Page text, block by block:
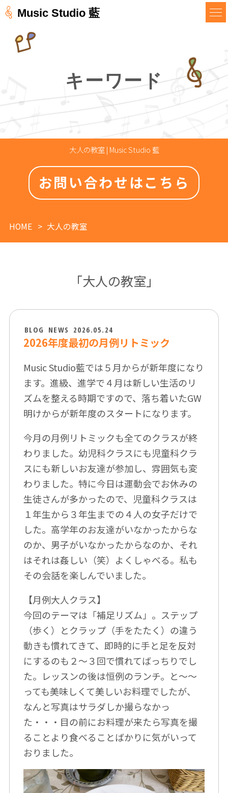
Music Studio 藍
キーワード
大人の教室 | Music Studio 藍
お問い合わせはこちら
HOME 大人の教室
「大人の教室」
BLOG NEWS 2026.05.24
2026年度最初の月例リトミック
Music Studio藍では５月からが新年度になり
ます。進級、進学で４月は新しい生活のリ
ズムを整える時期ですので、落ち着いたGW
明けからが新年度のスタートになります。
今月の月例リトミックも全てのクラスが終
わりました。幼児科クラスにも児童科クラ
スにも新しいお友達が参加し、雰囲気も変
わりました。特に今日は運動会でお休みの
生徒さんが多かったので、児童科クラスは
１年生から３年生までの４人の女子だけで
した。高学年のお友達がいなかったからな
のか、男子がいなかったからなのか、それ
はそれは姦しい（笑）よくしゃべる。私も
その会話を楽しんでいました。
【月例大人クラス】
今回のテーマは「補足リズム」。ステップ
（歩く）とクラップ（手をたたく）の違う
動きも慣れてきて、即時的に手と足を反対
にするのも２～３回で慣れてばっちりでし
た。レッスンの後は恒例のランチ。と～～
っても美味しくて美しいお料理でしたが、
なんと写真はサラダしか撮らなかっ
た・・・目の前にお料理が来たら写真を撮
ることより食べることばかりに気がいって
おりました。